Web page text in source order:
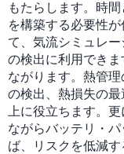
もたらします。時
を構築する必要性
て、気流シミュレ
の検出に利用でき
ながります。熱管
の検出、熱損失の
上に役立ちます。
ながらバッテリ・
ば、リスクを低減す